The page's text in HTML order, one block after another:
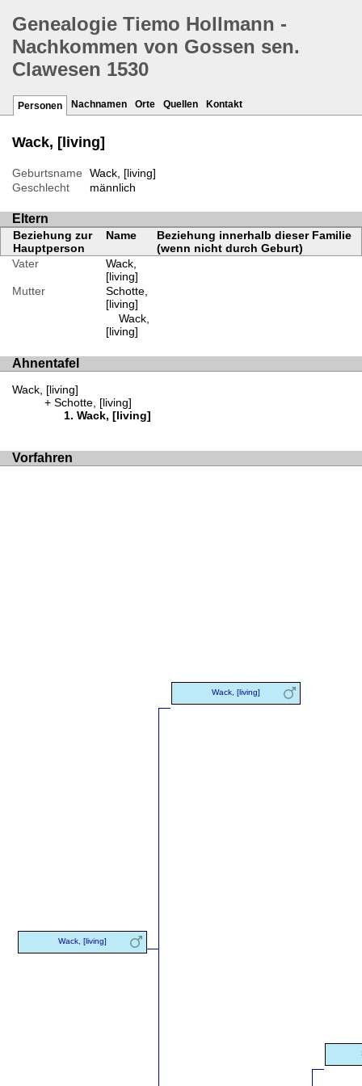
Genealogie Tiemo Hollmann -
Nachkommen von Gossen sen.
Clawesen 1530
Personen Nachnamen Orte Quellen Kontakt
Wack, [living]
Geburtsname
Wack, [living]
Geschlecht
männlich
Eltern
Beziehung zur
Hauptperson
Name
Beziehung innerhalb dieser Familie
(wenn nicht durch Geburt)
Vater
Wack,
[living]
Mutter
Schotte,
[living]
Wack,
[living]
Ahnentafel
Wack, [living]
Schotte, [living]
Wack, [living]
Vorfahren
Wack, [living]
Wack, [living]